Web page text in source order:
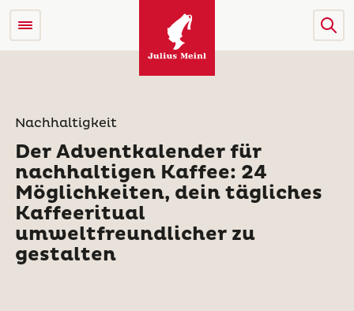
Nachhaltigkeit
Der Adventkalender für
nachhaltigen Kaffee: 24
Möglichkeiten, dein tägliches
Kaffeeritual
umweltfreundlicher zu
gestalten